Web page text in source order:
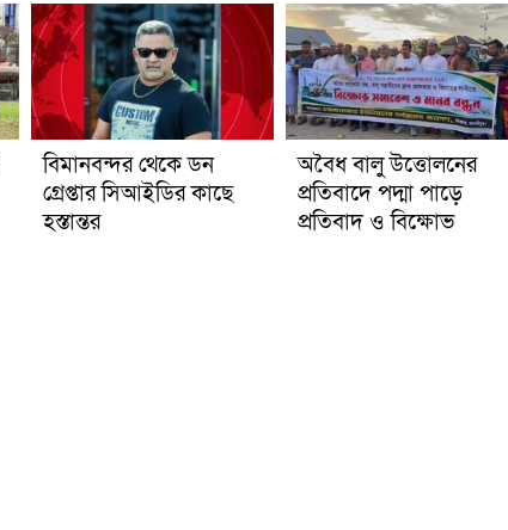
বিমানবন্দর থেকে ডন
গ্রেপ্তার সিআইডির কাছে
হস্তান্তর
অবৈধ বালু উত্তোলনের
প্রতিবাদে পদ্মা পাড়ে
প্রতিবাদ ও বিক্ষোভ